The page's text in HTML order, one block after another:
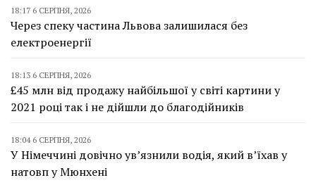
18:17 6 СЕРПНЯ, 2026
Через спеку частина Львова залишилася без
електроенергії
18:13 6 СЕРПНЯ, 2026
£45 млн від продажу найбільшої у світі картини у
2021 році так і не дійшли до благодійників
18:04 6 СЕРПНЯ, 2026
У Німеччині довічно ув’язнили водія, який в’їхав у
натовп у Мюнхені